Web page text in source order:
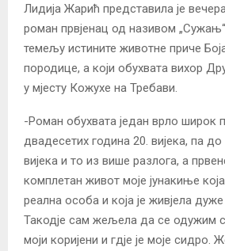
Лидија Жарић представила је
роман првјенац од називом „Сужањ“
темељу истините животне приче
породице, а који обухвата вихор
у мјесту Кожухе на Требави.
-Роман обухвата један врло широк
двадесетих година 20. вијека, па до
вијека и то из више разлога, а
комплетан живот моје јунакиње
реална особа и која је живјела
Такодје сам жељела да се одужим
моји коријени и гдје је моје